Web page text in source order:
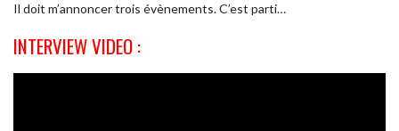
Il doit m’annoncer trois évènements. C’est parti…
INTERVIEW VIDEO :